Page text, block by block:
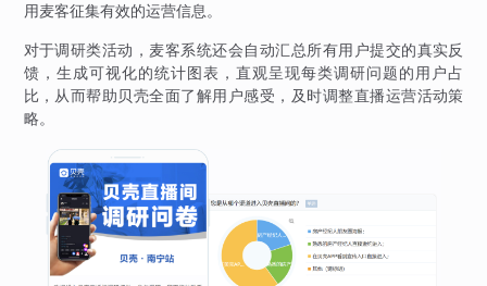
用麦客征集有效的运营信息。
对于调研类活动，麦客系统还会自动汇总所有用户提交的真实反
馈，生成可视化的统计图表，直观呈现每类调研问题的用户占
比，从而帮助贝壳全面了解用户感受，及时调整直播运营活动策
略。